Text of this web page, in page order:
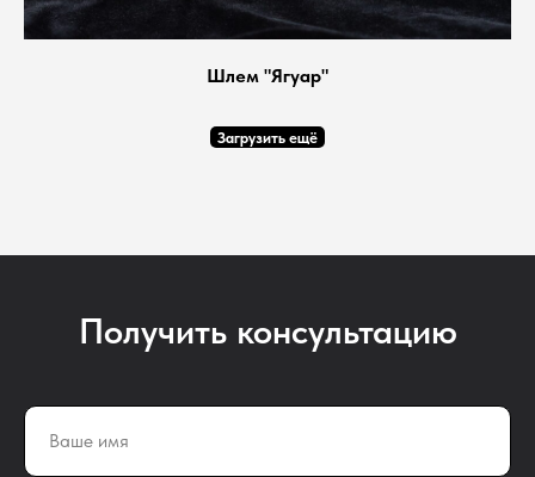
Шлем "Ягуар"
Загрузить ещё
Получить консультацию